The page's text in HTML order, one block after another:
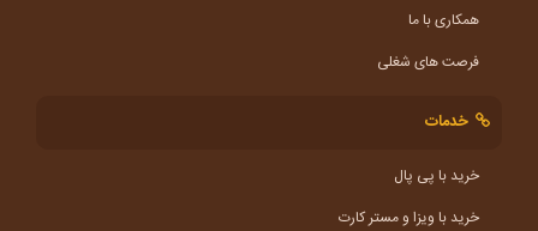
همکاری با ما
فرصت های شغلی
خدمات
خرید با پی پال
خرید با ویزا و مستر کارت